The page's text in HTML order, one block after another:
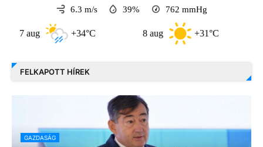
6.3 m/s 39% 762 mmHg
+34°C +31°C
FELKAPOTT HÍREK
GAZDASÁG